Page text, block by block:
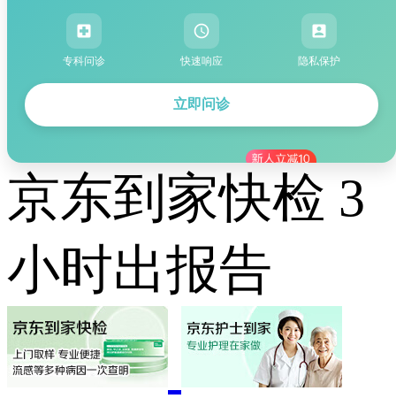
专科问诊 快速响应 隐私保护
立即问诊
京东到家快检 3
小时出报告